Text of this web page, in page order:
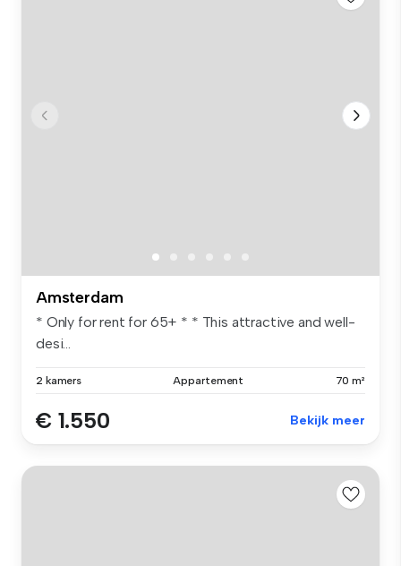
Amsterdam
* Only for rent for 65+ * * This attractive and well-
desi...
2 kamers Appartement 70 m²
€ 1.550 Bekijk meer